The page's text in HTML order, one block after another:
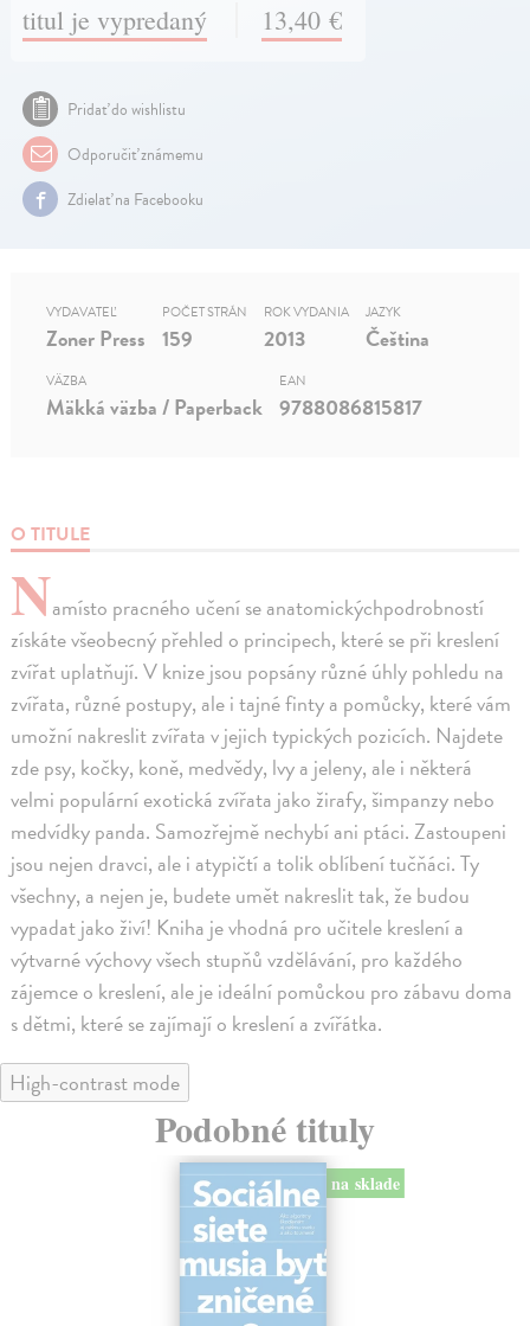
titul je vypredaný 13,40 €
Pridať do wishlistu
Odporučiť známemu
Zdielať na Facebooku
O TITULE
Namísto pracného učení se anatomickýchpodrobností
získáte všeobecný přehled o principech, které se při kreslení
zvířat uplatňují. V knize jsou popsány různé úhly pohledu na
zvířata, různé postupy, ale i tajné finty a pomůcky, které vám
umožní nakreslit zvířata v jejich typických pozicích. Najdete
zde psy, kočky, koně, medvědy, lvy a jeleny, ale i některá
velmi populární exotická zvířata jako žirafy, šimpanzy nebo
medvídky panda. Samozřejmě nechybí ani ptáci. Zastoupeni
jsou nejen dravci, ale i atypičtí a tolik oblíbení tučňáci. Ty
všechny, a nejen je, budete umět nakreslit tak, že budou
vypadat jako živí! Kniha je vhodná pro učitele kreslení a
výtvarné výchovy všech stupňů vzdělávání, pro každého
zájemce o kreslení, ale je ideální pomůckou pro zábavu doma
s dětmi, které se zajímají o kreslení a zvířátka.
VYDAVATEĽ
Zoner Press
POČET STRÁN
159
ROK VYDANIA
2013
JAZYK
Čeština
VÄZBA
Mäkká väzba / Paperback
EAN
9788086815817
High-contrast mode
Podobné tituly
na sklade